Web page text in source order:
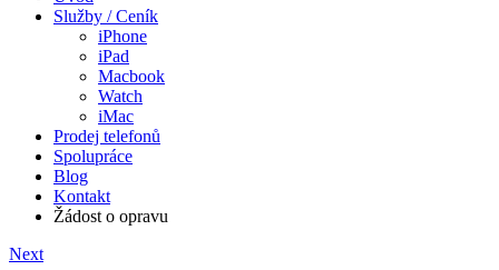
Služby / Ceník
iPhone
iPad
Macbook
Watch
iMac
Prodej telefonů
Spolupráce
Blog
Kontakt
Žádost o opravu
Next